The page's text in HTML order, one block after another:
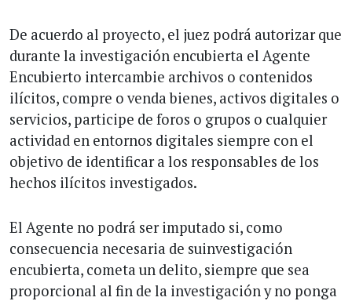
De acuerdo al proyecto, el juez podrá autorizar que
durante la investigación encubierta el Agente
Encubierto intercambie archivos o contenidos
ilícitos, compre o venda bienes, activos digitales o
servicios, participe de foros o grupos o cualquier
actividad en entornos digitales siempre con el
objetivo de identificar a los responsables de los
hechos ilícitos investigados.
El Agente no podrá ser imputado si, como
consecuencia necesaria de suinvestigación
encubierta, cometa un delito, siempre que sea
proporcional al fin de la investigación y no ponga